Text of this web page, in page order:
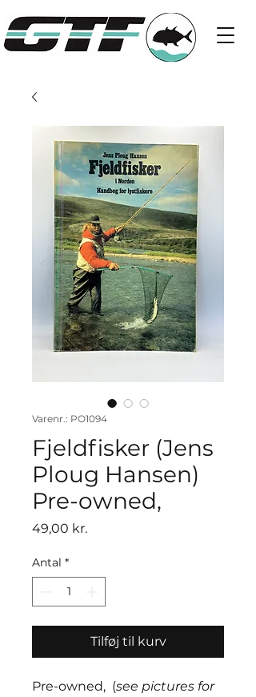
Varenr.: PO1094
Fjeldfisker (Jens
Ploug Hansen)
Pre-owned,
49,00 kr.Pris
Antal *
Tilføj til kurv
Pre-owned, (see pictures for